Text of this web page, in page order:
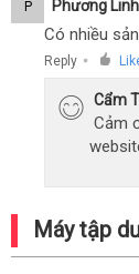
P Phương Linh
Có nhiều
Reply ●
Cẩm
Cảm
Máy tập